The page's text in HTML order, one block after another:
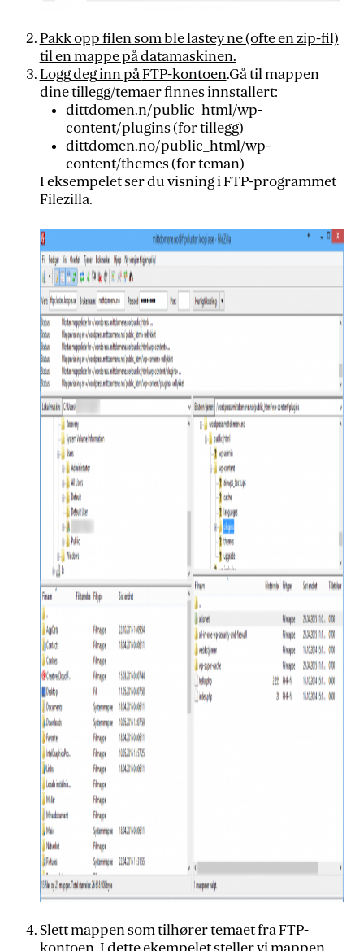
Pakk opp filen som ble lastey ne (ofte en zip-fil)
til en mappe på datamaskinen.
Logg deg inn påFTP-kontoen.Gå til mappen
dine tillegg/temaer finnes innstallert:
dittdomen.n/public_html/wp-
content/plugins (for tillegg)
dittdomen.no/public_html/wp-
content/themes (for teman)
I eksempelet ser du visning i FTP-programmet
Filezilla.
Slett mappen som tilhører temaet fra FTP-